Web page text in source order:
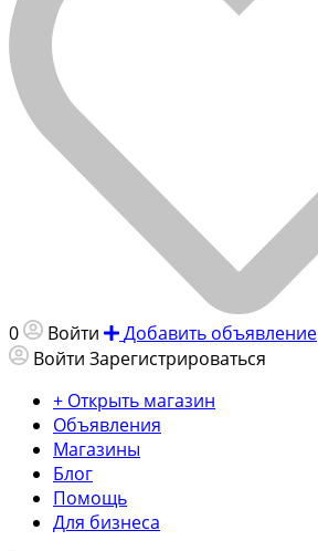
0 Войти
Добавить объявление
Войти Зарегистрироваться
+ Открыть магазин
Объявления
Магазины
Блог
Помощь
Для бизнеса